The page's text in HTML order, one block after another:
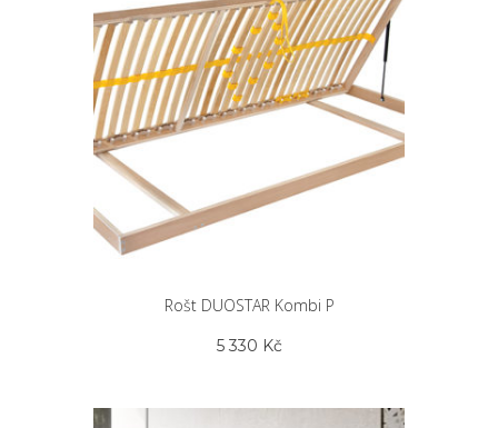
Rošt DUOSTAR Kombi P
5 330 Kč